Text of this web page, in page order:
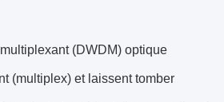
(DWDM) optique
(multiplex) et laissent tomber